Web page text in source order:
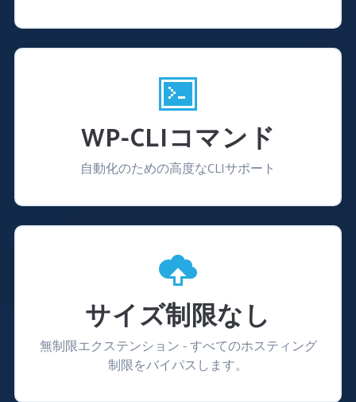
WP-CLIコマンド
自動化のための高度なCLIサポート
サイズ制限なし
無制限エクステンション - すべてのホスティング
制限をバイパスします。